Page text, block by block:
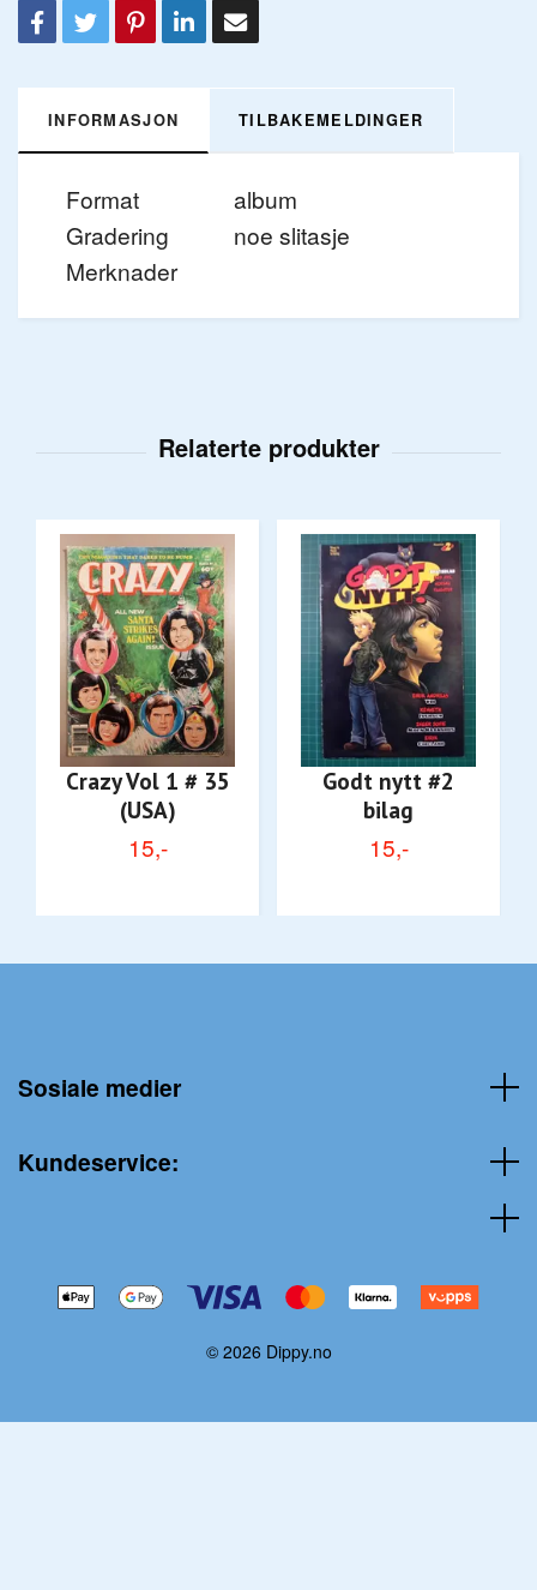
INFORMASJON TILBAKEMELDINGER
Format
album
Gradering
noe slitasje
Merknader
Crazy Vol 1 # 35
(USA)
15,-
Godt nytt #2
bilag
15,-
Sosiale medier
Kundeservice:
© 2026 Dippy.no